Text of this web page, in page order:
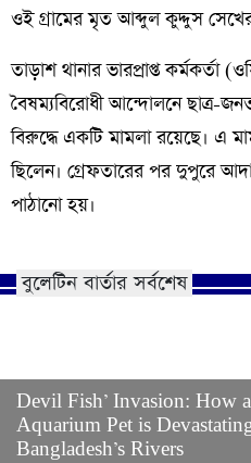
ওই গ্রামের মৃত আব্দুল কুদ্দুস
তাড়াশ থানার ভারপ্রাপ্ত কর্মকর্তা
বৈষম্যবিরোধী আন্দোলনে ছাত্র-
বিরুদ্ধে একটি মামলা রয়েছে। এ
ছিলেন। গ্রেফতারের পর দুপুরে
পাঠানো হয়।
বুলেটিন বার্তার সর্বশেষ
Devil Fish’ Invasion: How
Aquarium Pet is
Bangladesh’s Rivers